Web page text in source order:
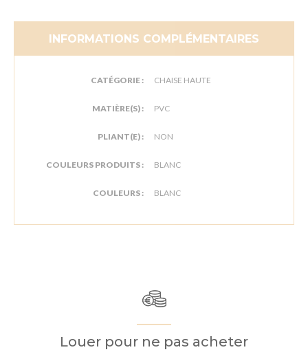
INFORMATIONS COMPLÉMENTAIRES
CATÉGORIE : CHAISE HAUTE
MATIÈRE(S) : PVC
PLIANT(E) : NON
COULEURS PRODUITS : BLANC
COULEURS : BLANC
Louer pour ne pas acheter